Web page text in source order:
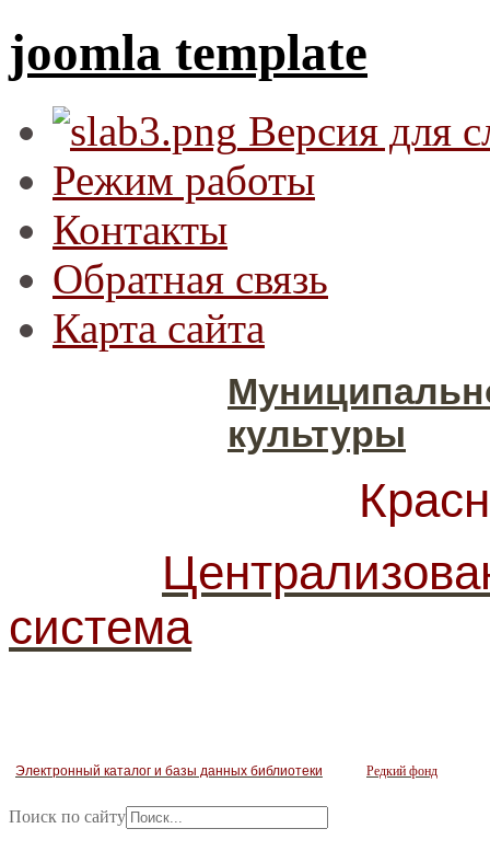
joomla template
Версия для
Режим работы
Контакты
Обратная связь
Карта сайта
культуры
система
Электронный каталог и базы данных библиотеки Редкий фонд
Поиск по сайту